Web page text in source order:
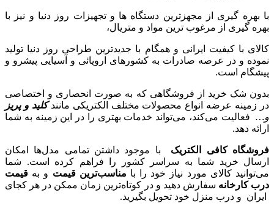
با بهره گیری از مجهزترین دستگاه ها و تجهیزات روز دنیا و نیز با
بهره گیری از مرغوب ترین مواد و متریال،
کالای با کیفیت ایرانی و همگام با جدیدترین طراحی روز دنیا تولید
نموده و در عرصه صادرات به کشورهای اروپائی و آسیایی پیشرو و
پیشگام است.
بدون شک خرید از فروشگاهی که به صورت انحصاری و اختصاصی
در زمینه عرضه انواع محصولات مختلف الکتریکی مانند کلید و پریز
و… فعالیت می‌کند، می‌تواند خدمات بهتری را در این زمینه به شما
ارائه دهد.
فروشگاه کافی الکتریک با موجود داشتن تمامی مدل‌ها امکان
ارسال خرید شما به سراسر کشور را فراهم کرده است. شما
می‌توانید کالای مورد نیاز خود را با مناسب‌ترین قیمت و به قیمت
درب کارخانه سفارش دهید و در کوتاه‌ترین زمان ممکن در هر کجای
ایران و درب منزل خود تحویل بگیرید.